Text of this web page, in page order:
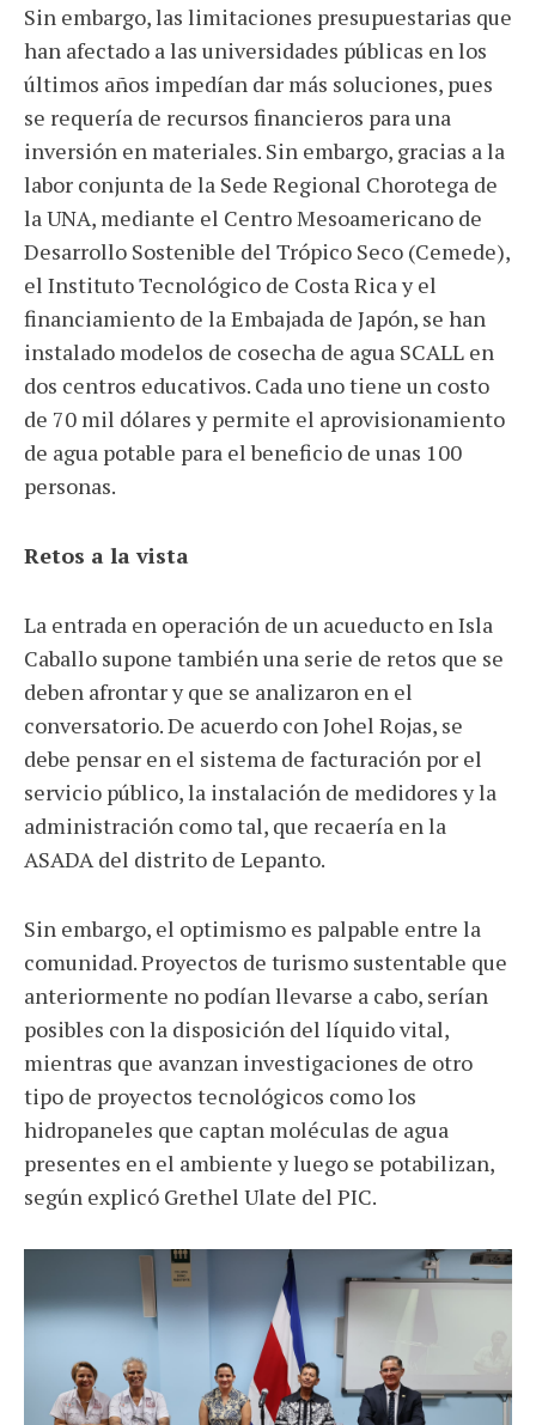
Sin embargo, las limitaciones presupuestarias que
han afectado a las universidades públicas en los
últimos años impedían dar más soluciones, pues
se requería de recursos financieros para una
inversión en materiales. Sin embargo, gracias a la
labor conjunta de la Sede Regional Chorotega de
la UNA, mediante el Centro Mesoamericano de
Desarrollo Sostenible del Trópico Seco (Cemede),
el Instituto Tecnológico de Costa Rica y el
financiamiento de la Embajada de Japón, se han
instalado modelos de cosecha de agua SCALL en
dos centros educativos. Cada uno tiene un costo
de 70 mil dólares y permite el aprovisionamiento
de agua potable para el beneficio de unas 100
personas.
Retos a la vista
La entrada en operación de un acueducto en Isla
Caballo supone también una serie de retos que se
deben afrontar y que se analizaron en el
conversatorio. De acuerdo con Johel Rojas, se
debe pensar en el sistema de facturación por el
servicio público, la instalación de medidores y la
administración como tal, que recaería en la
ASADA del distrito de Lepanto.
Sin embargo, el optimismo es palpable entre la
comunidad. Proyectos de turismo sustentable que
anteriormente no podían llevarse a cabo, serían
posibles con la disposición del líquido vital,
mientras que avanzan investigaciones de otro
tipo de proyectos tecnológicos como los
hidropaneles que captan moléculas de agua
presentes en el ambiente y luego se potabilizan,
según explicó Grethel Ulate del PIC.